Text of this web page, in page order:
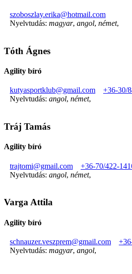
szoboszlay.erika@hotmail.com
Nyelvtudás: magyar, angol, német,
Tóth Ágnes
Agility bíró
kutyasportklub@gmail.com
+36-30/
Nyelvtudás: angol, német,
Tráj Tamás
Agility bíró
trajtomi@gmail.com
+36-70/422-
Nyelvtudás: angol, német,
Varga Attila
Agility bíró
schnauzer.veszprem@gmail.com
Nyelvtudás: magyar, angol,